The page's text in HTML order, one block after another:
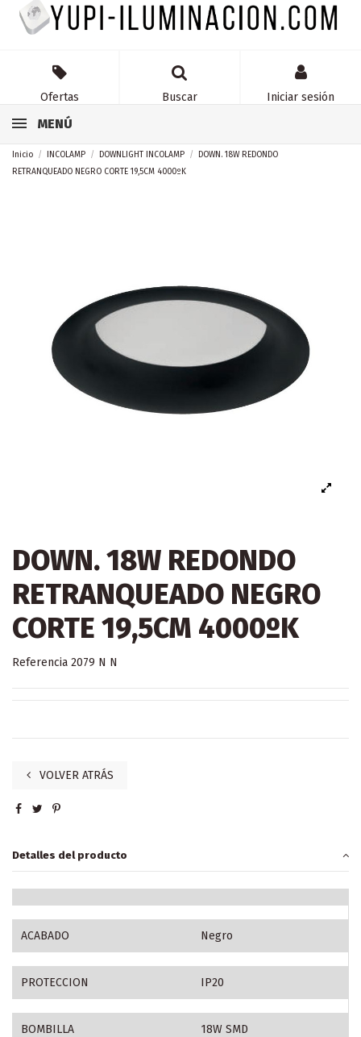
Ofertas Buscar Iniciar sesión
MENÚ
Inicio INCOLAMP DOWNLIGHT INCOLAMP
DOWN. 18W REDONDO
RETRANQUEADO NEGRO CORTE 19,5CM 4000ºK
DOWN. 18W REDONDO
RETRANQUEADO NEGRO
CORTE 19,5CM 4000ºK
Referencia 2079 N N
VOLVER ATRÁS
Detalles del producto
ACABADO Negro
PROTECCION IP20
BOMBILLA 18W SMD